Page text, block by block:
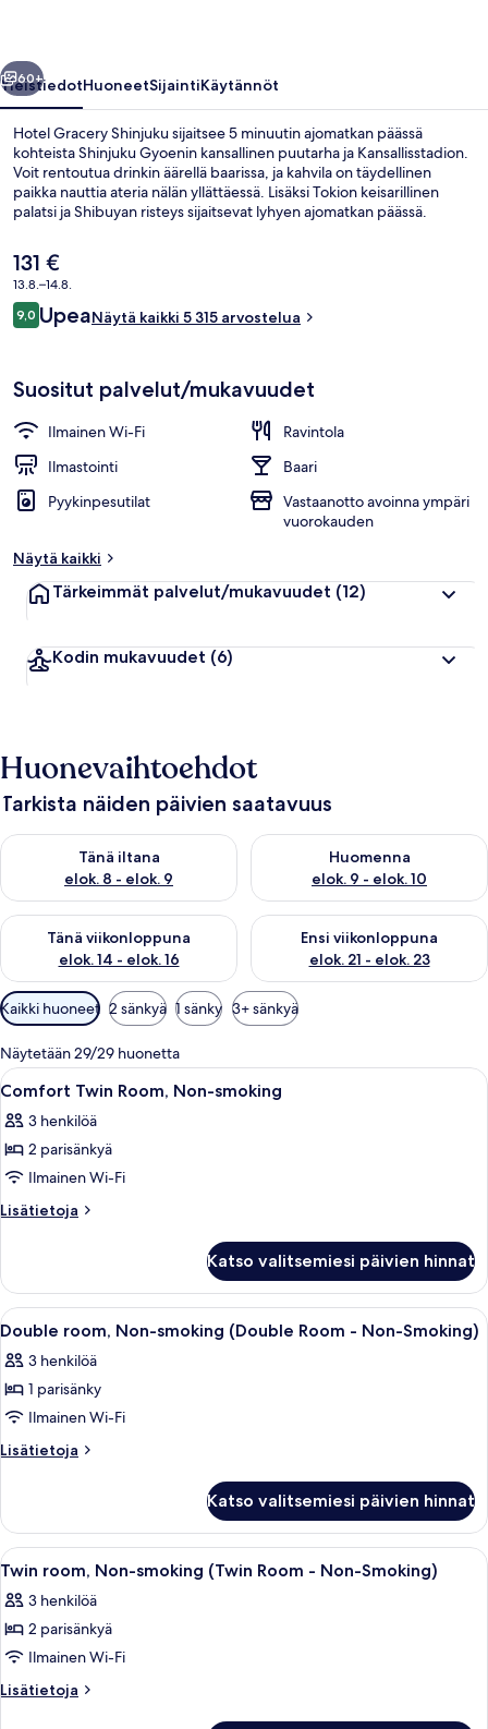
Ulkopuoli
Seuraava
60+
YleistiedotHuoneetSijaintiKäytännöt
Hotel Gracery Shinjuku sijaitsee 5 minuutin ajomatkan päässä
kohteista Shinjuku Gyoenin kansallinen puutarha ja Kansallisstadion.
Voit rentoutua drinkin äärellä baarissa, ja kahvila on täydellinen
paikka nauttia ateria nälän yllättäessä. Lisäksi Tokion keisarillinen
palatsi ja Shibuyan risteys sijaitsevat lyhyen ajomatkan päässä.
lähellä julkisen liikenteen yhteyksiä: Shinjuku-nishiguchin asema
sijaitsee 5 minuutin ja Shinjuku-sanchomen asema 7 minuutin
kävelymatkan päässä.
Nykyinen
hinta
on
131 €
131 €
13.8.–14.8.
Arvostelut
9,09,0 kautta 10.
UpeaNäytä kaikki 5 315 arvostelua
Suositut palvelut/mukavuudet
Ilmainen Wi-Fi
Ravintola
Ilmastointi
Baari
Pyykinpesutilat
Vastaanotto avoinna ympäri
vuorokauden
Näytä kaikki
Tärkeimmät palvelut/mukavuudet (12)
Kodin mukavuudet (6)
Huonevaihtoehdot
Tarkista näiden päivien saatavuus
Tänä iltana
elok. 8 - elok. 9
Tarkista tämän illan saatavuus elok. 8 - elok. 9
Huomenna
elok. 9 - elok. 10
Tarkista huomisen saatavuus
Tänä viikonloppuna
elok. 14 - elok. 16
Tarkista tämän viikonlopun saatavuus elok. 14 - elok. 16
Ensi viikonloppuna
elok. 21 - elok. 23
Tarkista ensi viikonlopun
Huoneille
saatavilla
olevia
suodattimia
Kaikki huoneet 2 sänkyä 1 sänky 3+ sänkyä
Näytetään 29/29 huonetta
Avaa
kaikki
huonetyypin
Comfort
Twin
Room,
kuvat
Hotellihuone, jossa on kaksi
3
Comfort Twin Room, Non-smoking
3 henkilöä
2 parisänkyä
Ilmainen Wi-Fi
Lisätietoja
Lisätietoja
Room,
Non-
smoking
Katso valitsemiesi päivien hinnat
Avaa
kaikki
huonetyypin
Double
room,
Non-
Room
Non-
Smoking)
kuvat
Hotellihuone, jossa on sänky,
3
Double room, Non-smoking (Double Room - Non-Smoking)
3 henkilöä
1 parisänky
Ilmainen Wi-Fi
Lisätietoja
Lisätietoja
Non-
smoking
(Double
-
Non-
Katso valitsemiesi päivien hinnat
Avaa
kaikki
huonetyypin
Twin
room,
Non-
Hotellihuone, jossa on kaksi sänkyä,
3
Twin room, Non-smoking (Twin Room - Non-Smoking)
3 henkilöä
2 parisänkyä
Ilmainen Wi-Fi
Lisätietoja
Lisätietoja